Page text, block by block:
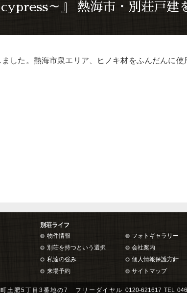
～』 熱海市・別荘戸建
した。熱海市泉エリア、ヒノキ材をふんだんに使
別荘ライフ
物件情報
別荘を持つという選択
私達の強み
来場予約
フォトギャラリー
会社案内
個人情報保護方針
サイトマップ
町土肥5丁目3番地の7 フリーダイヤル0120-621617 TEL